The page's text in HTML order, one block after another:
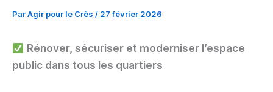
ParAgir pour le Crès / 27 février 2026
Rénover, sécuriser et moderniser l’espace
public dans tous les quartiers